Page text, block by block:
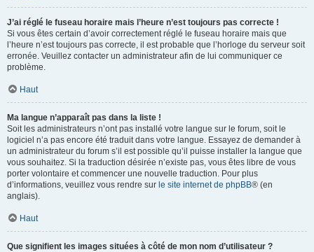
J’ai réglé le fuseau horaire mais l’heure n’est toujours pas correcte !
Si vous êtes certain d’avoir correctement réglé le fuseau horaire mais que
l’heure n’est toujours pas correcte, il est probable que l’horloge du serveur soit
erronée. Veuillez contacter un administrateur afin de lui communiquer ce
problème.
Haut
Ma langue n’apparaît pas dans la liste !
Soit les administrateurs n’ont pas installé votre langue sur le forum, soit le
logiciel n’a pas encore été traduit dans votre langue. Essayez de demander à
un administrateur du forum s’il est possible qu’il puisse installer la langue que
vous souhaitez. Si la traduction désirée n’existe pas, vous êtes libre de vous
porter volontaire et commencer une nouvelle traduction. Pour plus
d’informations, veuillez vous rendre sur le site internet de phpBB® (en
anglais).
Haut
Que signifient les images situées à côté de mon nom d’utilisateur ?